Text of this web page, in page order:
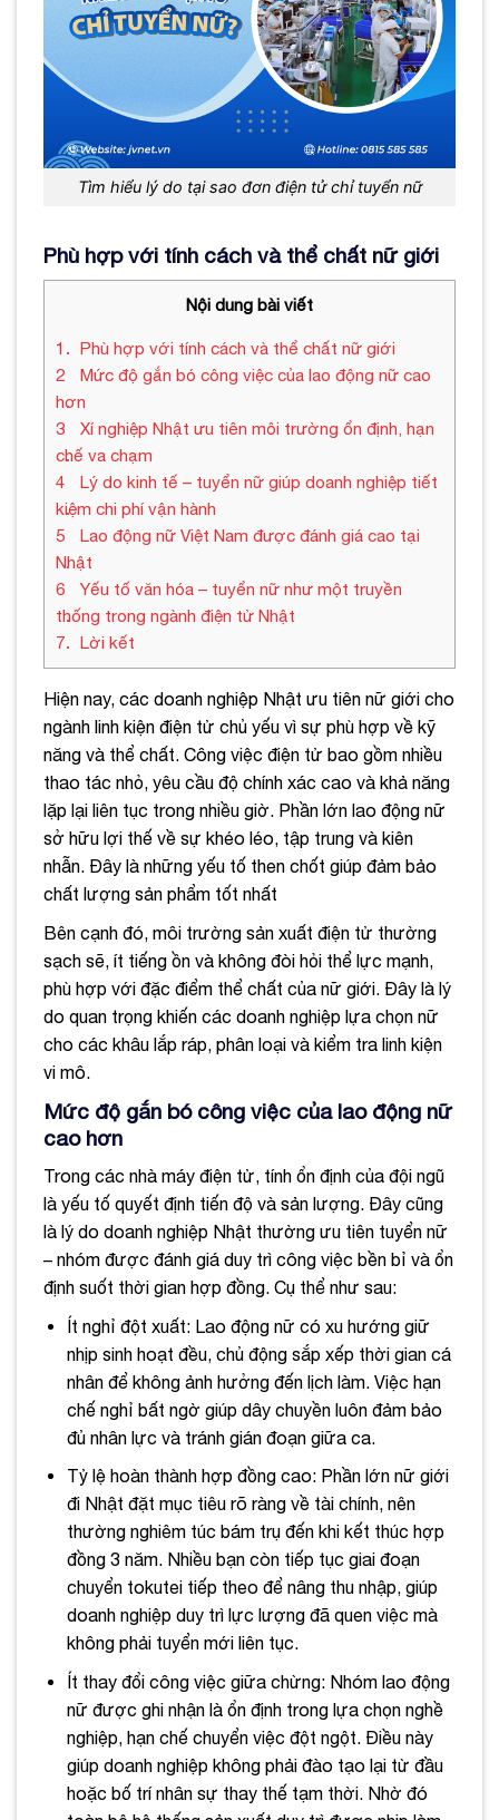
Tìm hiểu lý do tại sao đơn điện tử chỉ tuyển nữ
Phù hợp với tính cách và thể chất nữ giới
Nội dung bài viết
1
Phù hợp với tính cách và thể chất nữ giới
2
Mức độ gắn bó công việc của lao động nữ cao
hơn
3
Xí nghiệp Nhật ưu tiên môi trường ổn định, hạn
chế va chạm
4
Lý do kinh tế – tuyển nữ giúp doanh nghiệp tiết
kiệm chi phí vận hành
5
Lao động nữ Việt Nam được đánh giá cao tại
Nhật
6
Yếu tố văn hóa – tuyển nữ như một truyền
thống trong ngành điện tử Nhật
7
Lời kết
Hiện nay, các doanh nghiệp Nhật ưu tiên nữ giới cho
ngành linh kiện điện tử chủ yếu vì sự phù hợp về kỹ
năng và thể chất. Công việc điện tử bao gồm nhiều
thao tác nhỏ, yêu cầu độ chính xác cao và khả năng
lặp lại liên tục trong nhiều giờ. Phần lớn lao động nữ
sở hữu lợi thế về sự khéo léo, tập trung và kiên
nhẫn. Đây là những yếu tố then chốt giúp đảm bảo
chất lượng sản phẩm tốt nhất
Bên cạnh đó, môi trường sản xuất điện tử thường
sạch sẽ, ít tiếng ồn và không đòi hỏi thể lực mạnh,
phù hợp với đặc điểm thể chất của nữ giới. Đây là lý
do quan trọng khiến các doanh nghiệp lựa chọn nữ
cho các khâu lắp ráp, phân loại và kiểm tra linh kiện
vi mô.
Mức độ gắn bó công việc của lao động nữ
cao hơn
Trong các nhà máy điện tử, tính ổn định của đội ngũ
là yếu tố quyết định tiến độ và sản lượng. Đây cũng
là lý do doanh nghiệp Nhật thường ưu tiên tuyển nữ
– nhóm được đánh giá duy trì công việc bền bỉ và ổn
định suốt thời gian hợp đồng. Cụ thể như sau:
Ít nghỉ đột xuất: Lao động nữ có xu hướng giữ
nhịp sinh hoạt đều, chủ động sắp xếp thời gian cá
nhân để không ảnh hưởng đến lịch làm. Việc hạn
chế nghỉ bất ngờ giúp dây chuyền luôn đảm bảo
đủ nhân lực và tránh gián đoạn giữa ca.
Tỷ lệ hoàn thành hợp đồng cao: Phần lớn nữ giới
đi Nhật đặt mục tiêu rõ ràng về tài chính, nên
thường nghiêm túc bám trụ đến khi kết thúc hợp
đồng 3 năm. Nhiều bạn còn tiếp tục giai đoạn
chuyển tokutei tiếp theo để nâng thu nhập, giúp
doanh nghiệp duy trì lực lượng đã quen việc mà
không phải tuyển mới liên tục.
Ít thay đổi công việc giữa chừng: Nhóm lao động
nữ được ghi nhận là ổn định trong lựa chọn nghề
nghiệp, hạn chế chuyển việc đột ngột. Điều này
giúp doanh nghiệp không phải đào tạo lại từ đầu
hoặc bố trí nhân sự thay thế tạm thời. Nhờ đó